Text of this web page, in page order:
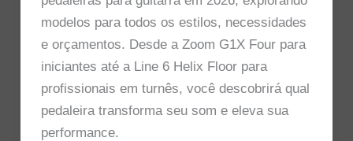
modelos para todos os estilos, necessidades
e orçamentos. Desde a Zoom G1X Four para
iniciantes até a Line 6 Helix Floor para
profissionais em turnês, você descobrirá qual
pedaleira transforma seu som e eleva sua
performance.